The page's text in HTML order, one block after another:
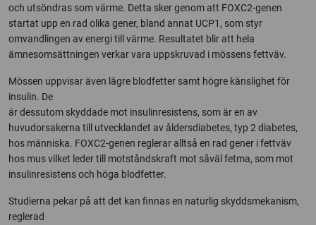
och utsöndras som värme. Detta sker genom att FOXC2-genen
startat upp en rad olika gener, bland annat UCP1, som styr
omvandlingen av energi till värme. Resultatet blir att hela
ämnesomsättningen verkar vara uppskruvad i mössens fettväv.
Mössen uppvisar även lägre blodfetter samt högre känslighet för
insulin. De
är dessutom skyddade mot insulinresistens, som är en av
huvudorsakerna till utvecklandet av åldersdiabetes, typ 2 diabetes,
hos människa. FOXC2-genen reglerar alltså en rad gener i fettväv
hos mus vilket leder till motståndskraft mot såväl fetma, som mot
insulinresistens och höga blodfetter.
Studierna pekar på att det kan finnas en naturlig skyddsmekanism,
reglerad